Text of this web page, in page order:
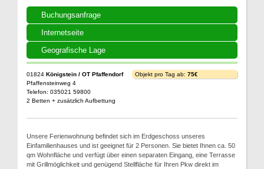
Buchungsanfrage
Internetseite
Geografische Lage
01824 Königstein / OT Pfaffendorf
Pfaffensteinweg 4
Telefon: 035021 59800
2 Betten + zusätzlich Aufbettung
Objekt pro Tag ab: 75€
Unsere Ferienwohnung befindet sich im Erdgeschoss unseres
Einfamilienhauses und ist geeignet für 2 Personen. Sie bietet Ihnen ca. 50
qm Wohnfläche und verfügt über einen separaten Eingang, eine Terrasse
mit Grillmöglichkeit und genügend Stellfläche für Ihren Pkw direkt im